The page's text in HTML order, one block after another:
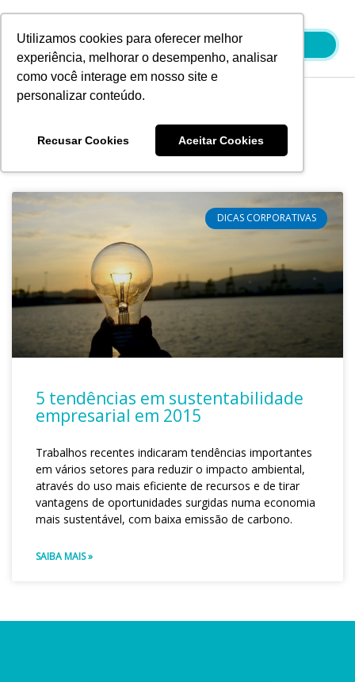
Utilizamos cookies para oferecer melhor
experiência, melhorar o desempenho, analisar
como você interage em nosso site e
personalizar conteúdo.
Recusar Cookies Aceitar Cookies
conteúdo
Blog
DICAS CORPORATIVAS
5 tendências em sustentabilidade
empresarial em 2015
Trabalhos recentes indicaram tendências importantes
em vários setores para reduzir o impacto ambiental,
através do uso mais eficiente de recursos e de tirar
vantagens de oportunidades surgidas numa economia
mais sustentável, com baixa emissão de carbono.
SAIBA MAIS »